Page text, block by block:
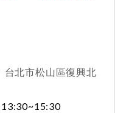
台北市松山區復興北
13:30~15:30